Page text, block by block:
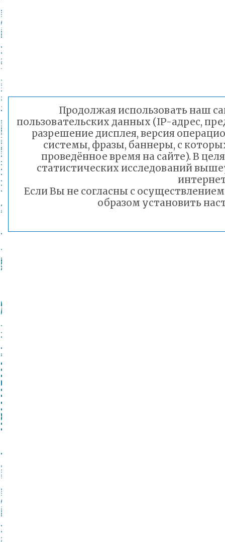
Продолжая использовать наш
пользовательских данных (IP-адрес,
разрешение дисплея, версия
системы, фразы, баннеры, с
проведённое время на сайте). В
статистических исследований
Если Вы не согласны с
образом установить